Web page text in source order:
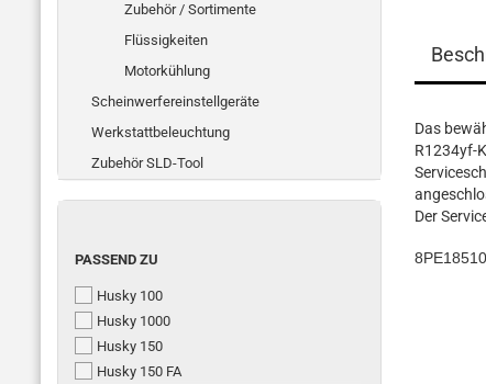
Das
R1234yf-
Der
Zubehör / Sortimente
Flüssigkeiten
Motorkühlung
Scheinwerfereinstellgeräte
Werkstattbeleuchtung
Zubehör SLD-Tool
PASSEND ZU
Husky 100
Husky 1000
Husky 150
Husky 150 FA